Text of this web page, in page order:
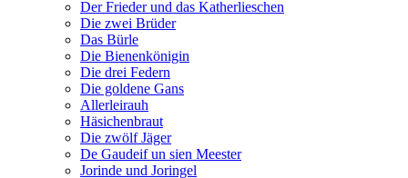
Der Frieder und das Katherlieschen
Die zwei Brüder
Das Bürle
Die Bienenkönigin
Die drei Federn
Die goldene Gans
Allerleirauh
Häsichenbraut
Die zwölf Jäger
De Gaudeif un sien Meester
Jorinde und Joringel